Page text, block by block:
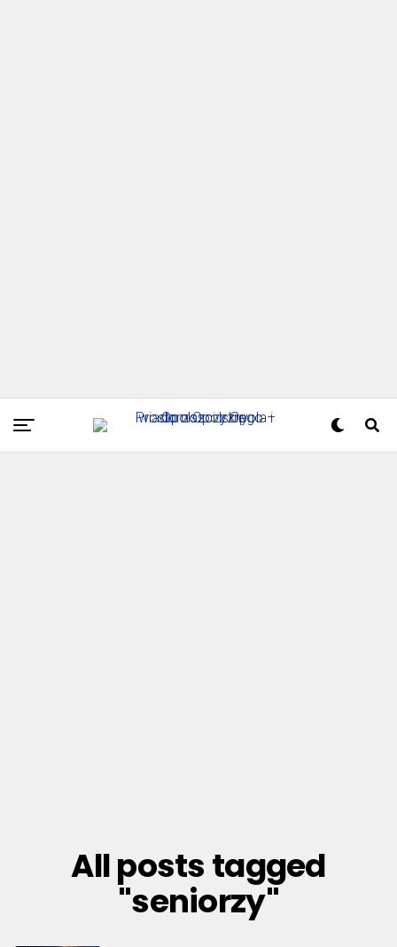
All posts tagged
"seniorzy"